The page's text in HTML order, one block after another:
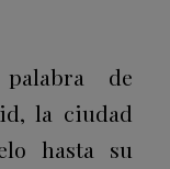
de
la ciudad
hasta su